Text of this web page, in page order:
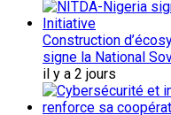
Construction
signe la National
il y a 2 jours